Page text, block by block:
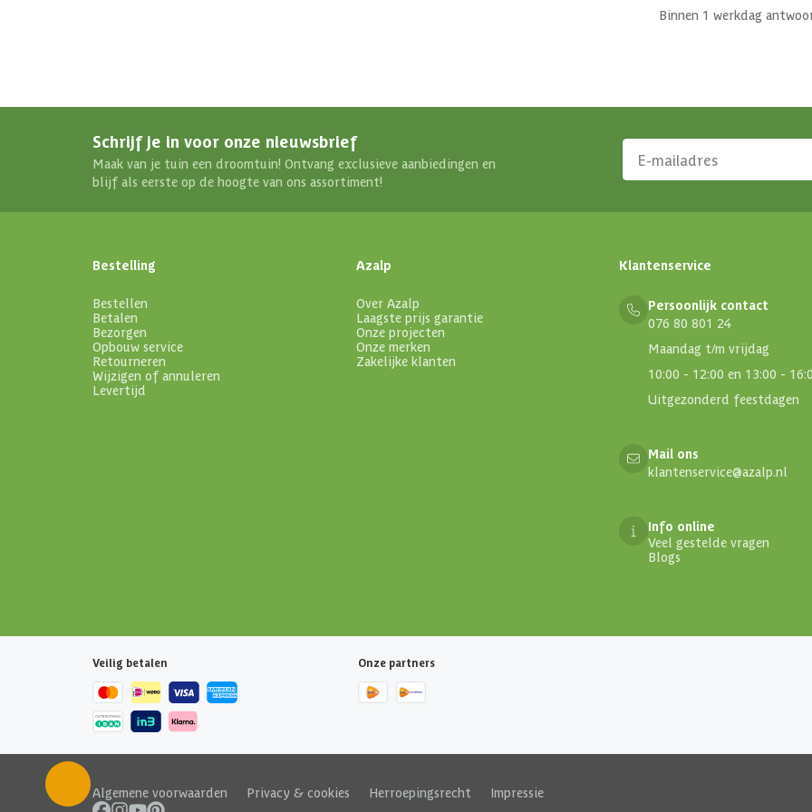
Binnen 1 werkdag
Schrijf je in voor onze nieuwsbrief
Maak van je tuin een droomtuin! Ontvang exclusieve aanbiedingen en
blijf als eerste op de hoogte van ons assortiment!
Bestelling
Bestellen
Betalen
Bezorgen
Opbouw service
Retourneren
Wijzigen of annuleren
Levertijd
Azalp
Over Azalp
Laagste prijs garantie
Onze projecten
Onze merken
Zakelijke klanten
Klantenservice
Persoonlijk contact
076 80 801 24
Maandag t/m vrijdag
10:00 - 12:00 en 13:00 -
Uitgezonderd feestdagen
Mail ons
klantenservice@azalp.nl
Info online
Veel gestelde vragen
Blogs
Veilig betalen Onze partners
Algemene voorwaarden Privacy & cookies Herroepingsrecht Impressie